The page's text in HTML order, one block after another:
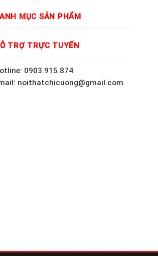
MỤC SẢN PHẨM
TRỢ TRỰC TUYẾN
0903.915.874
noithatchicuong@gmail.com